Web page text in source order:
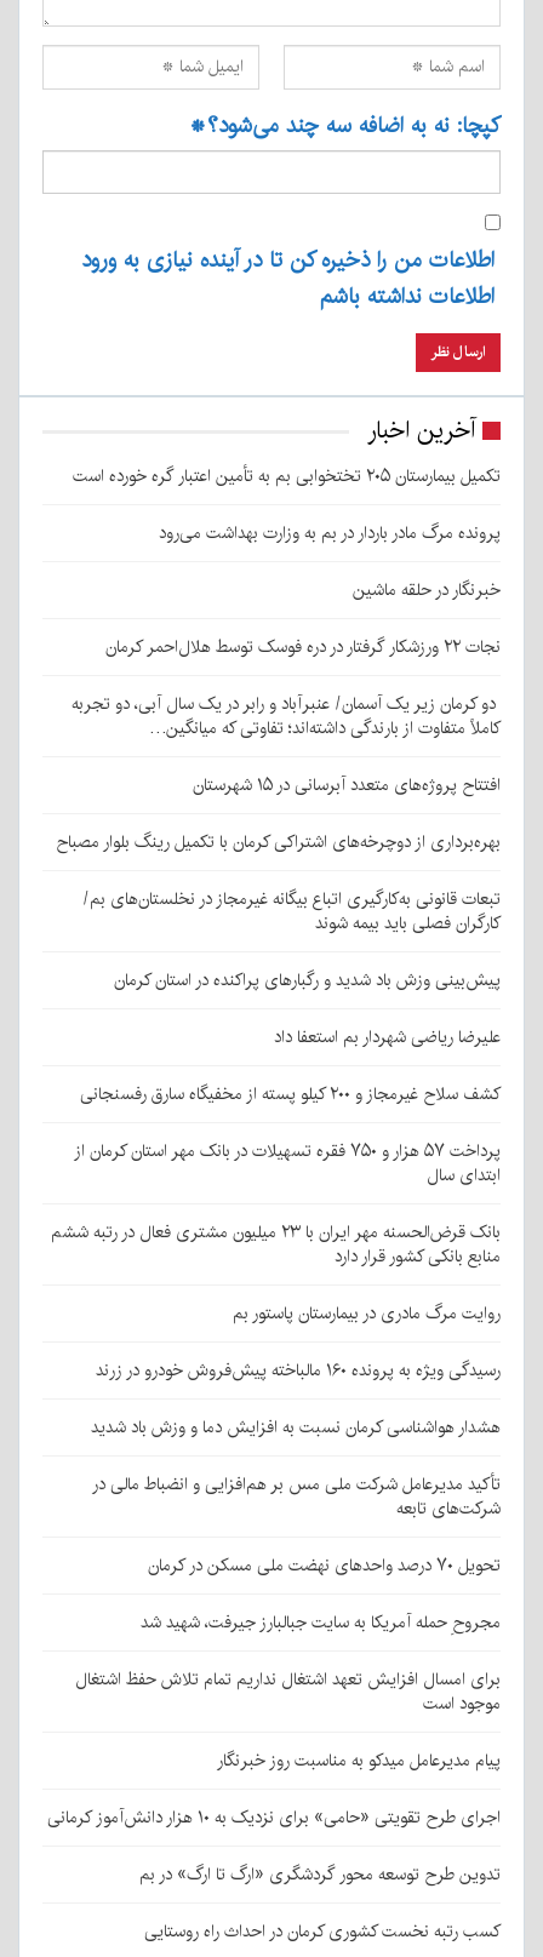
کپچا: نه به اضافه سه چند می‌شود؟*
اطلاعات من را ذخیره کن تا در آینده نیازی به ورود
اطلاعات نداشته باشم
آخرین اخبار
تکمیل بیمارستان ۲۰۵ تختخوابی بم به تأمین اعتبار گره خورده است
پرونده مرگ مادر باردار در بم به وزارت بهداشت می‌رود
خبرنگار در حلقه ماشین
نجات ۲۲ ورزشکار گرفتار در دره فوسک توسط هلال‌احمر کرمان
دو کرمان زیر یک آسمان/ عنبرآباد و رابر در یک سال آبی، دو تجربه
کاملاً متفاوت از بارندگی داشته‌اند؛ تفاوتی که میانگین…
افتتاح پروژه‌های متعدد آبرسانی در ۱۵ شهرستان
بهره‌برداری از دوچرخه‌های اشتراکی کرمان با تکمیل رینگ بلوار مصباح
تبعات قانونی به‌کارگیری اتباع بیگانه غیرمجاز در نخلستان‌های بم/
کارگران فصلی باید بیمه شوند
پیش‌بینی وزش باد شدید و رگبارهای پراکنده در استان کرمان
علیرضا ریاضی شهردار بم استعفا داد
کشف سلاح غیرمجاز و ۲۰۰ کیلو پسته از مخفیگاه سارق رفسنجانی
پرداخت ۵۷ هزار و ۷۵۰ فقره تسهیلات در بانک مهر استان کرمان از
ابتدای سال
بانک قرض‌الحسنه مهر ایران با ۲۳ میلیون مشتری فعال در رتبه ششم
منابع بانکی کشور قرار دارد
روایت مرگ مادری در بیمارستان پاستور بم
رسیدگی ویژه به پرونده ۱۶۰ مالباخته پیش‌فروش خودرو در زرند
هشدار هواشناسی کرمان نسبت به افزایش دما و وزش باد شدید
تأکید مدیرعامل شرکت ملی مس بر هم‌افزایی و انضباط مالی در
شرکت‌های تابعه
تحویل ۷۰ درصد واحدهای نهضت ملی مسکن در کرمان
مجروحِ حمله آمریکا به سایت جبالبارز جیرفت، شهید شد
برای امسال افزایش تعهد اشتغال نداریم تمام تلاش حفظ اشتغال
موجود است
پیام مدیرعامل میدکو به مناسبت روز خبرنگار
اجرای طرح تقویتی «حامی» برای نزدیک به ۱۰ هزار دانش‌آموز کرمانی
تدوین طرح توسعه محور گردشگری «ارگ تا ارگ» در بم
کسب رتبه نخست کشوری کرمان در احداث راه روستایی